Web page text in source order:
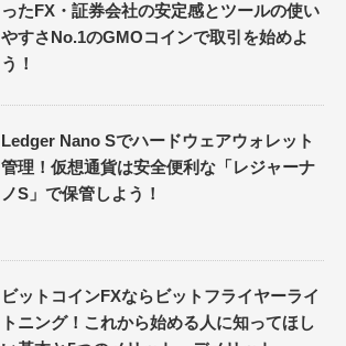
ったFX・証券会社の安定感とツールの使い
やすさNo.1のGMOコインで取引を始めよ
う！
Ledger Nano Sでハードウェアウォレット
管理！仮想通貨は安全便利な「レジャーナ
ノS」で保管しよう！
ビットコインFXならビットフライヤーライ
トニング！これから始める人に知ってほし